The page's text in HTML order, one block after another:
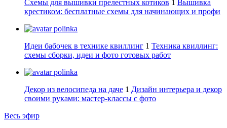
Схемы для вышивки прелестных котиков 1 Вышивка
крестиком: бесплатные схемы для начинающих и профи
polinka
Идеи бабочек в технике квиллинг 1 Техника квиллинг:
схемы сборки, идеи и фото готовых работ
polinka
Декор из велосипеда на даче 1 Дизайн интерьера и декор
своими руками: мастер-классы с фото
Весь эфир